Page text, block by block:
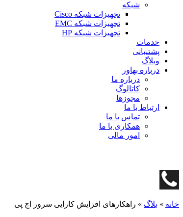
شبکه
تجهیزات شبکه Cisco
تجهیزات شبکه EMC
تجهیزات شبکه HP
خدمات
پشتیبانی
وبلاگ
درباره بهاور
درباره ما
کاتالوگ
مجوزها
ارتباط با ما
تماس با ما
همکاری با ما
امور مالی
خانه » بلاگ » راهکارهای افزایش کارایی سرور اچ پی